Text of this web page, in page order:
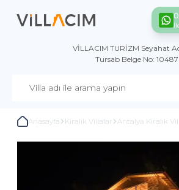
VİLLACIM TURİZM Seyahat
Tursab Belge No: 10487
Anasayfa Kiralık Villalar Antalya Kiralık